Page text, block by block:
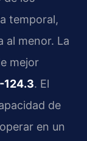
temporal,
al menor. La
mejor
124.3. El
de
en un